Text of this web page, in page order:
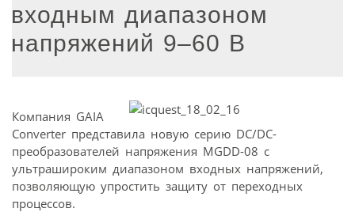
входным диапазоном
напряжений 9–60 В
Компания GAIA
Converter представила новую серию DC/DC-
преобразователей напряжения MGDD-08 с
ультрашироким диапазоном входных напряжений,
позволяющую упростить защиту от переходных
процессов.